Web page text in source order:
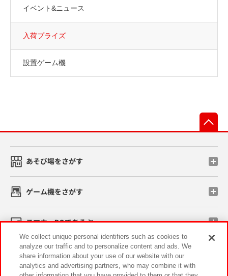
イベント&ニュース
入荷プライズ
設置ゲーム機
あそび場をさがす
ゲーム機をさがす
スマホ・PCであそぶ
イベント・キャンペーン
We collect unique personal identifiers such as cookies to
analyze our traffic and to personalize content and ads. We
share information about your use of our website with our
analytics and advertising partners, who may combine it with